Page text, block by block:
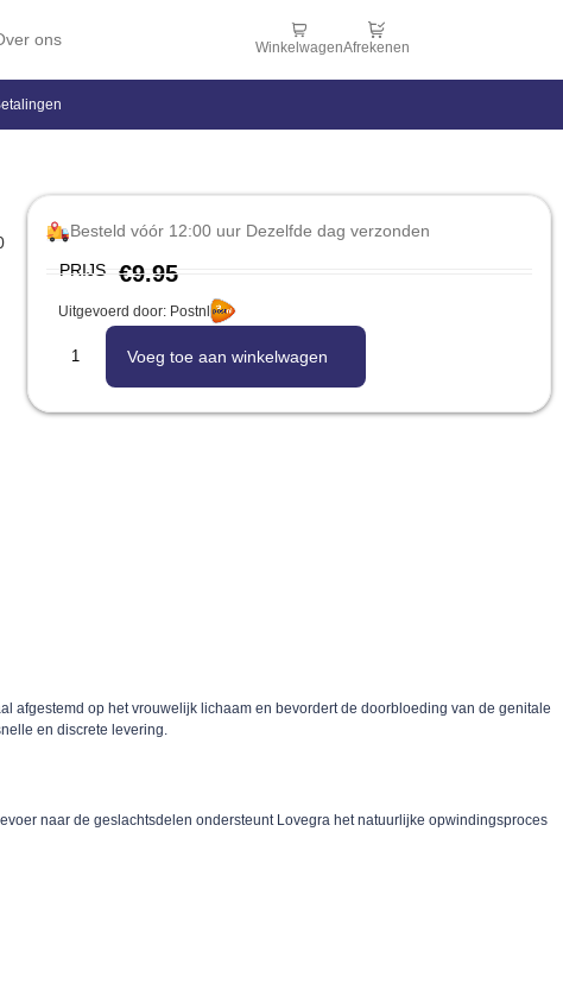
ons WinkelwagenAfrekenen
Besteld vóór 12:00 uur Dezelfde dag verzonden
PRIJS €9.95
Uitgevoerd door: Postnl
Voeg toe aan winkelwagen
afgestemd op het vrouwelijk lichaam en bevordert de doorbloeding van de genitale
en discrete levering.
naar de geslachtsdelen ondersteunt Lovegra het natuurlijke opwindingsproces